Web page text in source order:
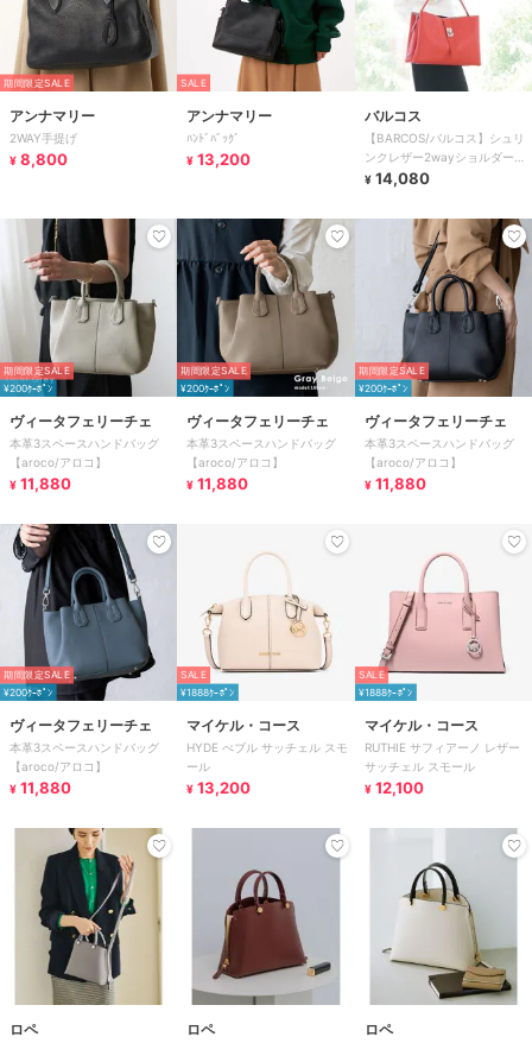
期間限定SALE
アンナマリー
2WAY手提げ
¥ 8,800
SALE
アンナマリー
ﾊﾝﾄﾞﾊﾞｯｸﾞ
¥ 13,200
バルコス
【BARCOS/バルコス】シュリ
ンクレザー2wayショルダーバ
ッグ セリーナ
¥ 14,080
期間限定SALE
¥200ｸｰﾎﾟﾝ
ヴィータフェリーチェ
本革3スペースハンドバッグ
【aroco/アロコ】
¥ 11,880
期間限定SALE
¥200ｸｰﾎﾟﾝ
ヴィータフェリーチェ
本革3スペースハンドバッグ
【aroco/アロコ】
¥ 11,880
期間限定SALE
¥200ｸｰﾎﾟﾝ
ヴィータフェリーチェ
本革3スペースハンドバッグ
【aroco/アロコ】
¥ 11,880
期間限定SALE
¥200ｸｰﾎﾟﾝ
ヴィータフェリーチェ
本革3スペースハンドバッグ
【aroco/アロコ】
¥ 11,880
SALE
¥1888ｸｰﾎﾟﾝ
マイケル・コース
HYDE ぺブル サッチェル スモ
ール
¥ 13,200
SALE
¥1888ｸｰﾎﾟﾝ
マイケル・コース
RUTHIE サフィアーノ レザー
サッチェル スモール
¥ 12,100
ロペ ロペ ロペ